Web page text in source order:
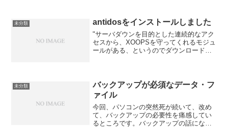
未分類 antidosをインストールしました
"サーバダウンを目的とした連続的なアク
セスから、XOOPSを守ってくれるモジュ
ールがある、というのでダウンロードし
未分類
バックアップが必須なデータ・フ
ァイル
今回、パソコンの突然死が続いて、改め
て、バックアップの必要性を痛感してい
るところです。バックアップの話になる